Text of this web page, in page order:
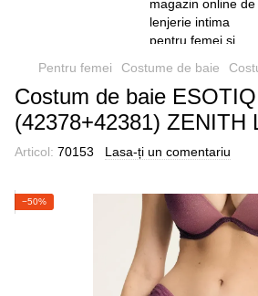
Pentru femei Costume de baie
Costum de baie ESOTIQ
(42378+42381) ZENITH
Articol: 70153 Lasa-ți un comentariu
−50%